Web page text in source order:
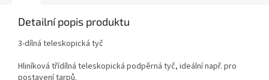
Detailní popis produktu
3-dílná teleskopická tyč
Hliníková třídílná teleskopická podpěrná tyč, ideální např. pro
postavení tarpů.